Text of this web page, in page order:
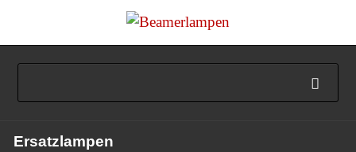
Ersatzlampen